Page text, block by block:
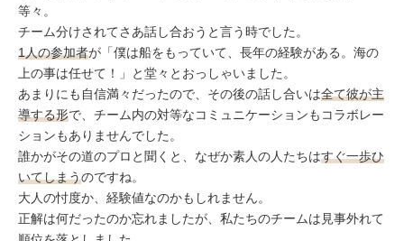
等々。
チーム分けされてさあ話し合おうと言う時でした。
1人の参加者が「僕は船をもっていて、長年の経験がある。海の
上の事は任せて！」と堂々とおっしゃいました。
あまりにも自信満々だったので、その後の話し合いは全て彼が主
導する形で、チーム内の対等なコミュニケーションもコラボレー
ションもありませんでした。
誰かがその道のプロと聞くと、なぜか素人の人たちはすぐ一歩ひ
いてしまうのですね。
大人の忖度か、経験値なのかもしれません。
正解は何だったのか忘れましたが、私たちのチームは見事外れて